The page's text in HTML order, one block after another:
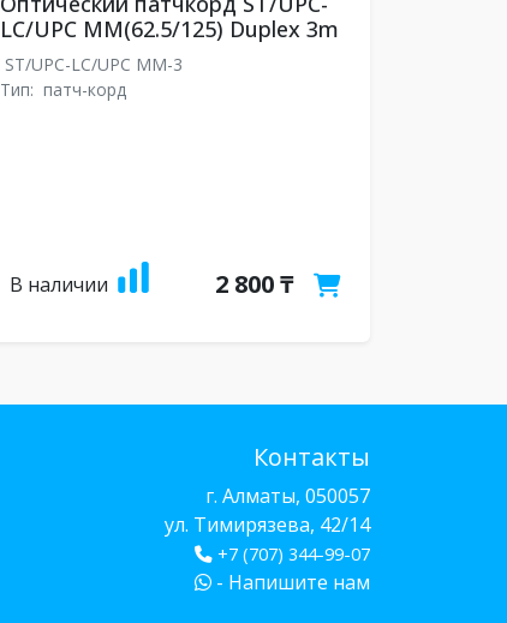
LC/UPC MM(62.5/125) Duplex 3m
ST/UPC-LC/UPC MM-3
Тип: патч-корд
В наличии 2 800 ₸
Контакты
г. Алматы, 050057
ул. Тимирязева, 42/14
+7 (707) 344-99-07
- Напишите нам